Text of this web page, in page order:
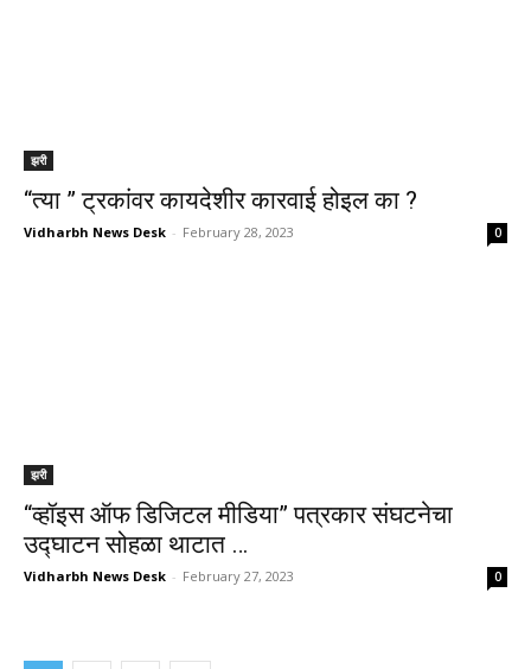
झरी
“त्या ” ट्रकांवर कायदेशीर कारवाई होइल का ?
Vidharbh News Desk - February 28, 2023 0
झरी
“व्हॉइस ऑफ डिजिटल मीडिया” पत्रकार संघटनेचा
उद्घाटन सोहळा थाटात …
Vidharbh News Desk - February 27, 2023 0